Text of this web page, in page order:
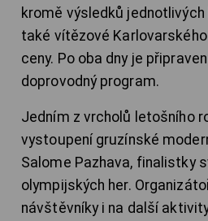
kromě výsledků
také vítězové
ceny. Po oba dny je
doprovodný program.
Jedním z vrcholů letošního
vystoupení gruzínské
Salome Pazhava, finalistky
olympijských her.
návštěvníky i na další